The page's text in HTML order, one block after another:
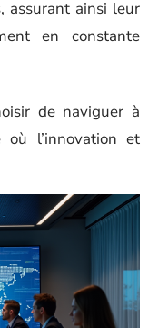
assurant ainsi leur
en constante
de naviguer à
l’innovation et